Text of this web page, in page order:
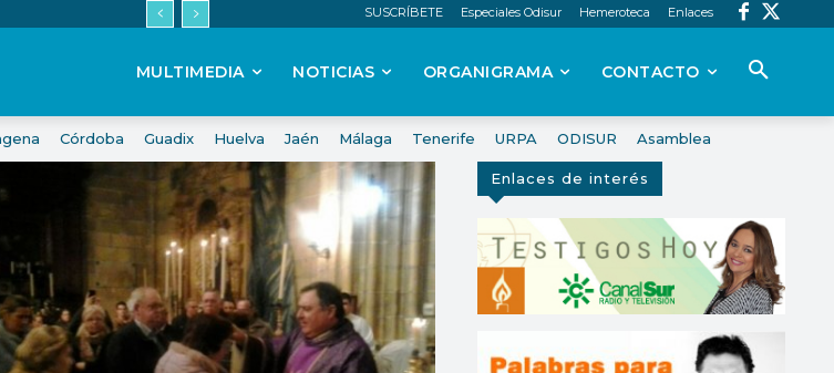
SUSCRÍBETE Especiales Odisur Hemeroteca Enlaces
MULTIMEDIA NOTICIAS ORGANIGRAMA CONTACTO
Córdoba Guadix Huelva Jaén Málaga Tenerife URPA ODISUR Asamblea
Enlaces de interés